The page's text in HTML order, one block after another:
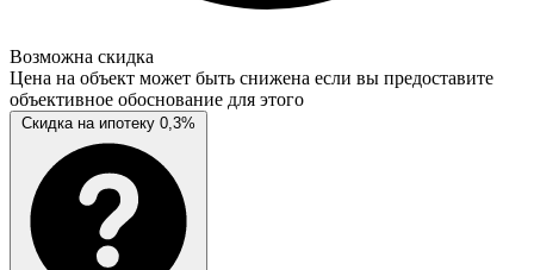
Возможна скидка
Цена на объект может быть снижена если вы предоставите
объективное обоснование для этого
Скидка на ипотеку 0,3%